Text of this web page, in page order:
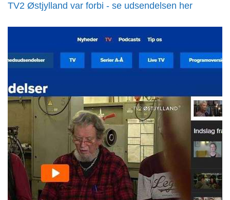
TV2 Østjylland var forbi - se udsendelsen her